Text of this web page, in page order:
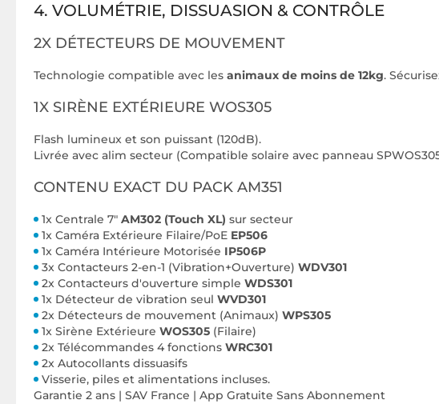
4. VOLUMÉTRIE, DISSUASION & CONTRÔLE
2X DÉTECTEURS DE MOUVEMENT
Technologie compatible avec les animaux de moins de 12kg.
1X SIRÈNE EXTÉRIEURE WOS305
Flash lumineux et son puissant (120dB).
Livrée avec alim secteur (Compatible solaire avec panneau
CONTENU EXACT DU PACK AM351
1x Centrale 7" AM302 (Touch XL) sur secteur
1x Caméra Extérieure Filaire/PoE EP506
1x Caméra Intérieure Motorisée IP506P
3x Contacteurs 2-en-1 (Vibration+Ouverture) WDV301
2x Contacteurs d'ouverture simple WDS301
1x Détecteur de vibration seul WVD301
2x Détecteurs de mouvement (Animaux) WPS305
1x Sirène Extérieure WOS305 (Filaire)
2x Télécommandes 4 fonctions WRC301
2x Autocollants dissuasifs
Visserie, piles et alimentations incluses.
Garantie 2 ans | SAV France | App Gratuite Sans Abonnement